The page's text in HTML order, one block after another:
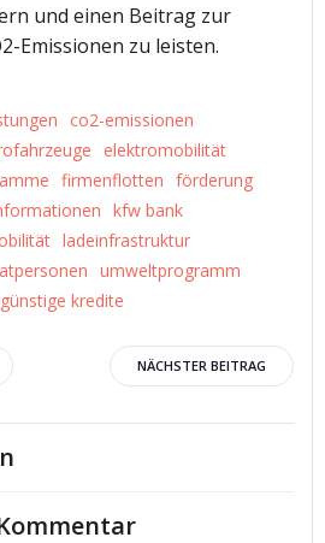
und einen Beitrag zur
Emissionen zu leisten.
co2-emissionen
elektromobilität
firmenflotten förderung
kfw bank
ladeinfrastruktur
umweltprogramm
kredite
Beitrags-
Navigation
NÄCHSTER BEITRAG